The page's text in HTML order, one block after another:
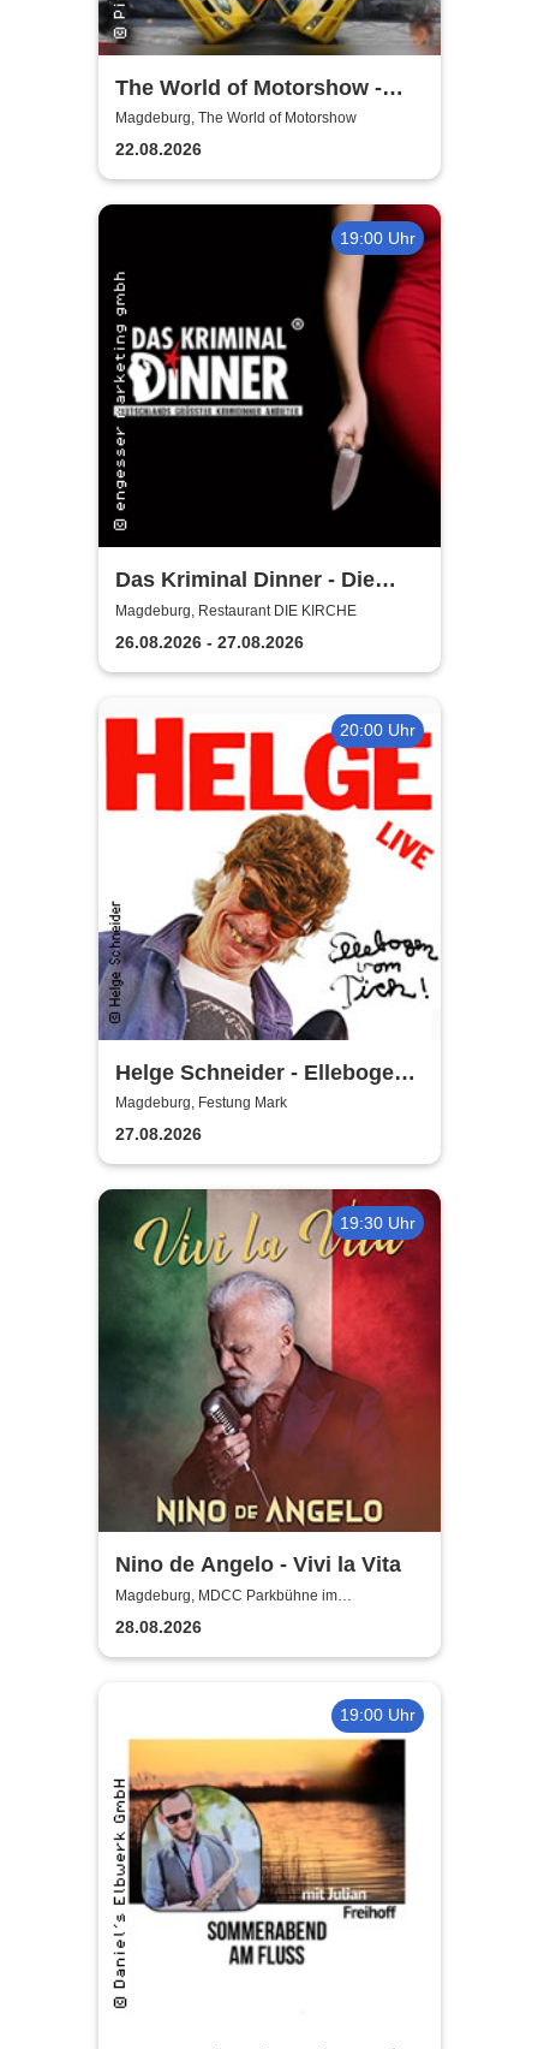
The World of Motorshow -
Jeffrey & Anthony Korth
Motorshow
Magdeburg, The World of Motorshow
22.08.2026
19:00 Uhr
Das Kriminal Dinner - Die
lästige Leiche
Magdeburg, Restaurant DIE KIRCHE
26.08.2026 - 27.08.2026
20:00 Uhr
Helge Schneider - Ellebogen
vom Tich
Magdeburg, Festung Mark
27.08.2026
19:30 Uhr
Nino de Angelo - Vivi la Vita
Magdeburg, MDCC Parkbühne im
Elbauenpark
28.08.2026
19:00 Uhr